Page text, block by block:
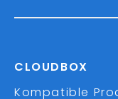
CLOUDBOX
Kompatible